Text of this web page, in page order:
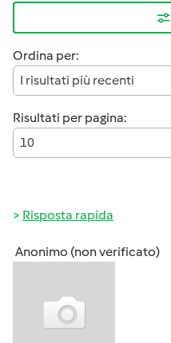
Ordina per:
I risultati più recenti
Risultati per pagina:
10
Risposta rapida
Anonimo (non verificato)